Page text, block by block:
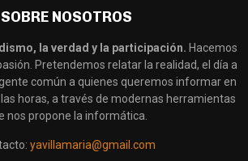
SOBRE NOSOTROS
la verdad y la participación. Hacemos
Pretendemos relatar la realidad, el día a
común a quienes queremos informar en
horas, a través de modernas herramientas
nos propone la informática.
yavillamaria@gmail.com